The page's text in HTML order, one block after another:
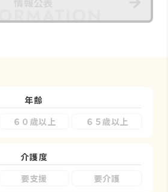
年齢
６０歳以上 ６５歳以上
介護度
要支援 要介護